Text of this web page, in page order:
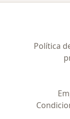
Política